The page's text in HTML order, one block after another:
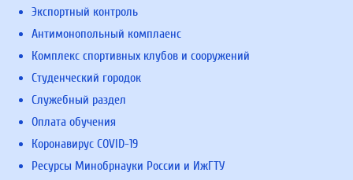
Экспортный контроль
Антимонопольный комплаенс
Комплекс спортивных клубов и сооружений
Студенческий городок
Служебный раздел
Оплата обучения
Коронавирус COVID-19
Ресурсы Минобрнауки России и ИжГТУ